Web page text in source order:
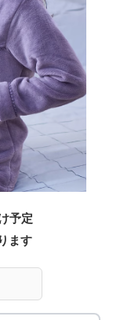
予定
ます